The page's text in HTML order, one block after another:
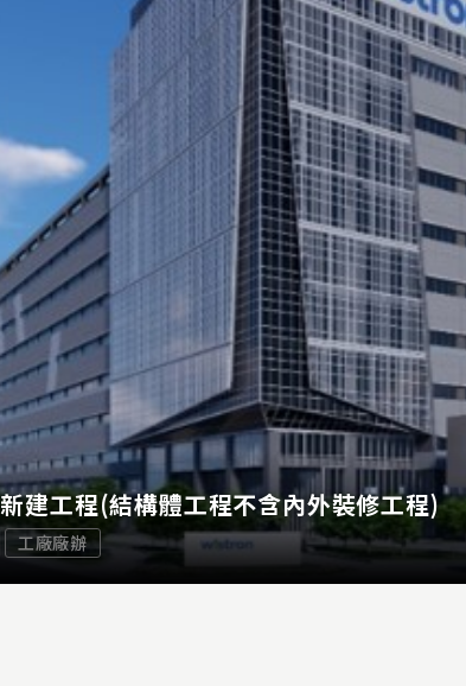
建工程(結構體工程不含內外裝修工程)
工廠廠辦